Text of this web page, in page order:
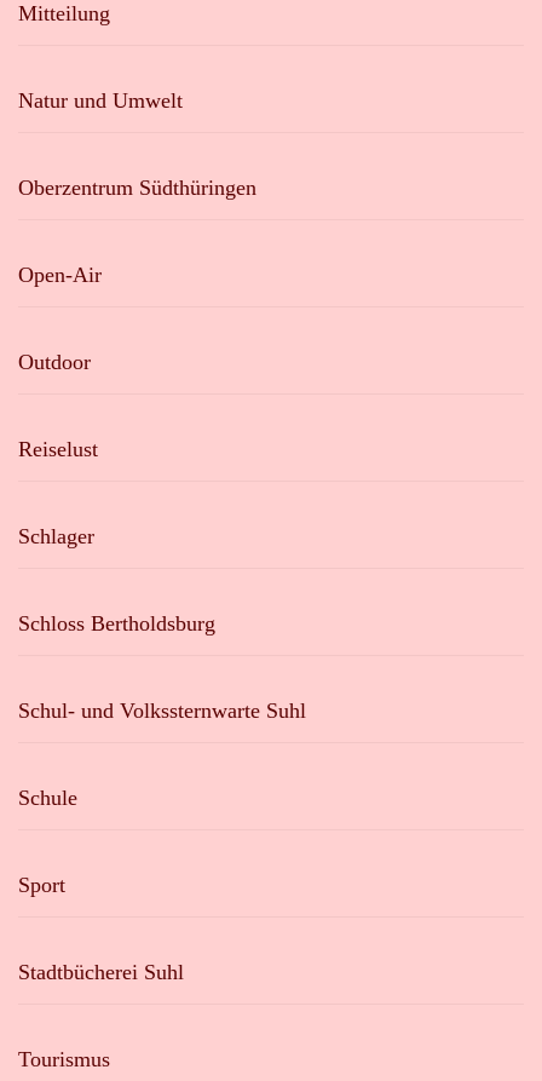
Mitteilung
Natur und Umwelt
Oberzentrum Südthüringen
Open-Air
Outdoor
Reiselust
Schlager
Schloss Bertholdsburg
Schul- und Volkssternwarte Suhl
Schule
Sport
Stadtbücherei Suhl
Tourismus